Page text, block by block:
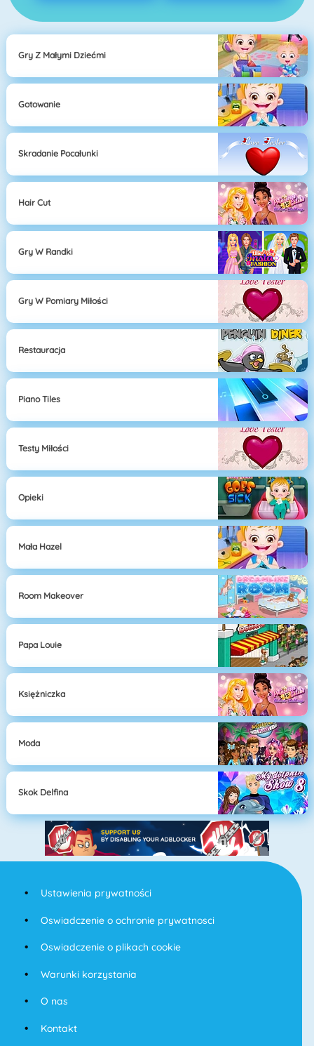
Gry Z Małymi Dziećmi
Gotowanie
Skradanie Pocałunki
Hair Cut
Gry W Randki
Gry W Pomiary Miłości
Restauracja
Piano Tiles
Testy Miłości
Opieki
Mała Hazel
Room Makeover
Papa Louie
Księżniczka
Moda
Skok Delfina
Ustawienia prywatności
Oswiadczenie o ochronie prywatnosci
Oswiadczenie o plikach cookie
Warunki korzystania
O nas
Kontakt